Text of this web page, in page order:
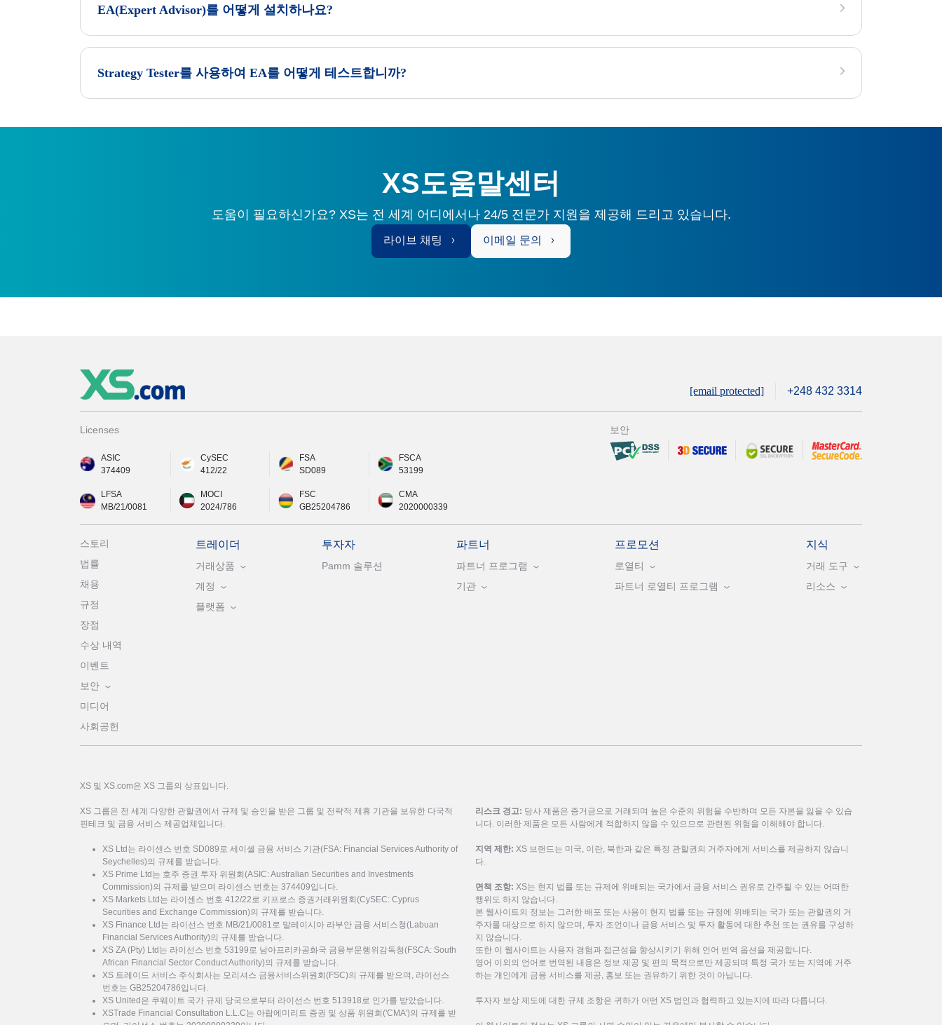
EA(Expert Advisor)를 어떻게 설치하나요?
Strategy Tester를 사용하여 EA를 어떻게 테스트합니까?
XS도움말센터
도움이 필요하신가요? XS는 전 세계 어디에서나 24/5 전문가 지원을 제공해 드리고 있습니다.
라이브 채팅 이메일 문의
[email protected] +248 432 3314
Licenses
ASIC
374409
CySEC
412/22
FSA
SD089
FSCA
53199
LFSA
MB/21/0081
MOCI
2024/786
FSC
GB25204786
CMA
2020000339
보안
스토리
법률
채용
규정
장점
수상 내역
이벤트
보안
미디어
사회공헌
트레이더
거래상품
계정
플랫폼
투자자
Pamm 솔루션
파트너
파트너 프로그램
기관
프로모션
로열티
파트너 로열티 프로그램
지식
거래 도구
리소스
XS 및 XS.com은 XS 그룹의 상표입니다.
XS 그룹은 전 세계 다양한 관할권에서 규제 및 승인을 받은 그룹 및 전략적 제휴 기관을 보유한 다국적
핀테크 및 금융 서비스 제공업체입니다.
XS Ltd는 라이센스 번호 SD089로 세이셸 금융 서비스 기관(FSA: Financial Services Authority of
Seychelles)의 규제를 받습니다.
XS Prime Ltd는 호주 증권 투자 위원회(ASIC: Australian Securities and Investments
Commission)의 규제를 받으며 라이센스 번호는 374409입니다.
XS Markets Ltd는 라이센스 번호 412/22로 키프로스 증권거래위원회(CySEC: Cyprus
Securities and Exchange Commission)의 규제를 받습니다.
XS Finance Ltd는 라이선스 번호 MB/21/0081로 말레이시아 라부안 금융 서비스청(Labuan
Financial Services Authority)의 규제를 받습니다.
XS ZA (Pty) Ltd는 라이선스 번호 53199로 남아프리카공화국 금융부문행위감독청(FSCA: South
African Financial Sector Conduct Authority)의 규제를 받습니다.
XS 트레이드 서비스 주식회사는 모리셔스 금융서비스위원회(FSC)의 규제를 받으며, 라이선스
번호는 GB25204786입니다.
XS United은 쿠웨이트 국가 규제 당국으로부터 라이선스 번호 513918로 인가를 받았습니다.
XSTrade Financial Consultation L.L.C는 아랍에미리트 증권 및 상품 위원회('CMA')의 규제를 받
리스크 경고: 당사 제품은 증거금으로 거래되며 높은 수준의 위험을 수반하며 모든 자본을 잃을 수 있습
니다. 이러한 제품은 모든 사람에게 적합하지 않을 수 있으므로 관련된 위험을 이해해야 합니다.
지역 제한: XS 브랜드는 미국, 이란, 북한과 같은 특정 관할권의 거주자에게 서비스를 제공하지 않습니
다.
면책 조항: XS는 현지 법률 또는 규제에 위배되는 국가에서 금융 서비스 권유로 간주될 수 있는 어떠한
행위도 하지 않습니다.
본 웹사이트의 정보는 그러한 배포 또는 사용이 현지 법률 또는 규정에 위배되는 국가 또는 관할권의 거
주자를 대상으로 하지 않으며, 투자 조언이나 금융 서비스 및 투자 활동에 대한 추천 또는 권유를 구성하
지 않습니다.
또한 이 웹사이트는 사용자 경험과 접근성을 향상시키기 위해 언어 번역 옵션을 제공합니다.
영어 이외의 언어로 번역된 내용은 정보 제공 및 편의 목적으로만 제공되며 특정 국가 또는 지역에 거주
하는 개인에게 금융 서비스를 제공, 홍보 또는 권유하기 위한 것이 아닙니다.
투자자 보상 제도에 대한 규제 조항은 귀하가 어떤 XS 법인과 협력하고 있는지에 따라 다릅니다.